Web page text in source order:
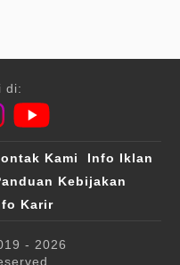
di:
Kami
Info Iklan
Kebijakan
Karir
- 2026